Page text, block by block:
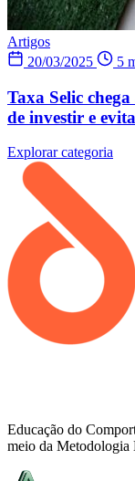
Artigos
20/03/2025
5
Taxa Selic
de investir e
Explorar categoria
Educação do
meio da Metodologia